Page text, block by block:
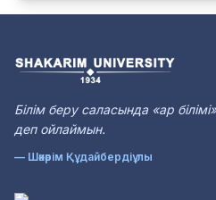
Білім беру саласында «ар
деп ойлаймын.
— Шәкәрім Құдайбердіұлы